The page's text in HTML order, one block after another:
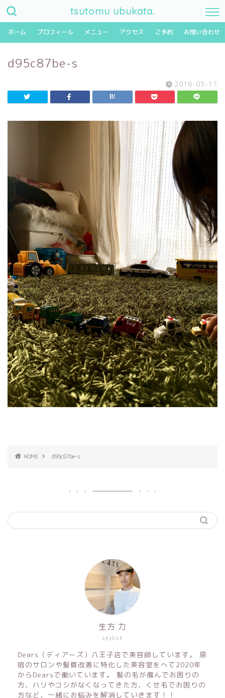
tsutomu ubukata.
ホーム プロフィール メニュー アクセス ご予約 お問い合わせ
d95c87be-s
2018-03-17
HOME d95c87be-s
stylist
生方 力
Dears（ディアーズ）八王子店で美容師しています。 原
宿のサロンや髪質改善に特化した美容室をへて2020年
からDearsで働いています。 髪の毛が傷んでお困りの
方、ハリやコシがなくなってきた方、くせ毛でお困りの
方など、一緒にお悩みを解消していきます！！